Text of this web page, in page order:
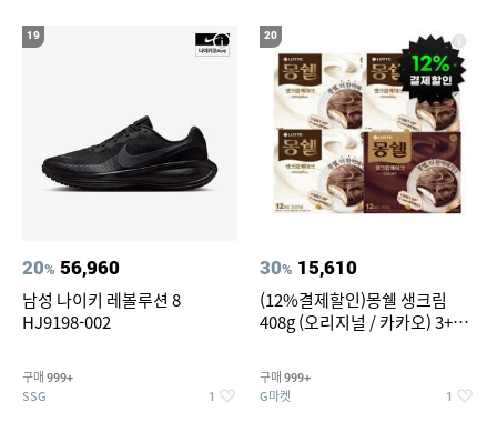
19
20% 56,960
남성 나이키 레볼루션 8
HJ9198-002
구매 999+
SSG 1
20
30% 15,610
(12%결제할인)몽쉘 생크림
408g (오리지널 / 카카오) 3+1
구매 999+
G마켓 1